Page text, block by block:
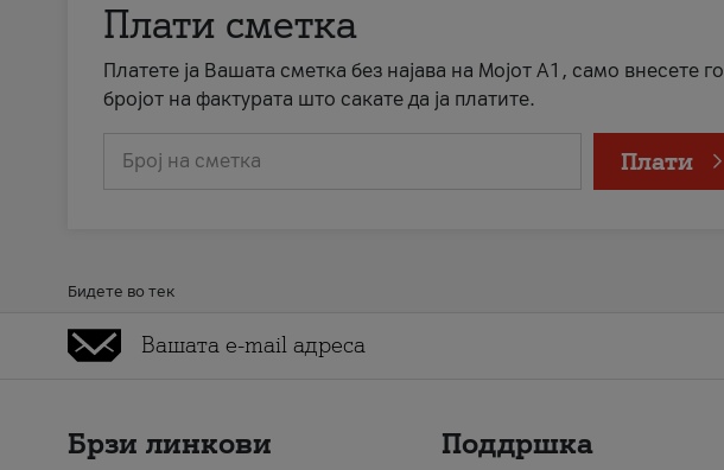
Плати сметка
Платете ја Вашата сметка без најава на Мојот А1, само внесете го
бројот на фактурата што сакате да ја платите.
Број на сметка Плати
Бидете во тек
Брзи линкови Поддршка